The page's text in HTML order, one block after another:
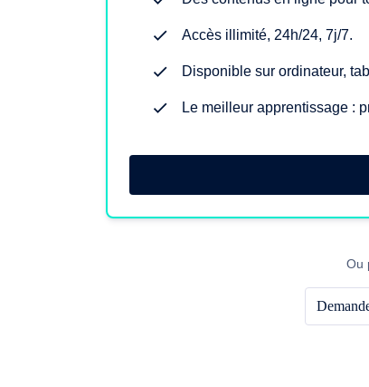
Accès illimité, 24h/24, 7j/7.
Disponible sur ordinateur,
Le meilleur apprentissage :
Ou